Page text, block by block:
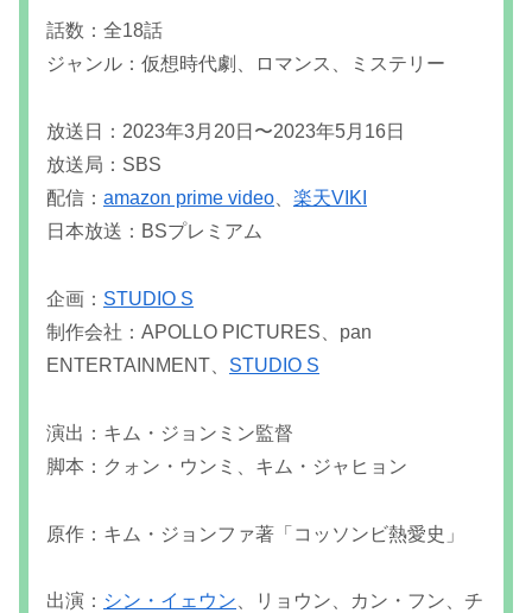
話数：全18話
ジャンル：仮想時代劇、ロマンス、ミステリー
放送日：2023年3月20日〜2023年5月16日
放送局：SBS
配信： amazon prime video
楽天VIKI
日本放送：BSプレミアム
企画： STUDIO S
制作会社：APOLLO PICTURES、pan
ENTERTAINMENT、 STUDIO S
演出：キム・ジョンミン監督
脚本：クォン・ウンミ、キム・ジャヒョン
原作：キム・ジョンファ著「コッソンビ熱愛史」
出演： シン・イェウン 、リョウン、カン・フン、チ